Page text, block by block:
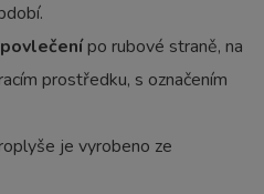
po rubové straně, na
prostředku, s označením
je vyrobeno ze